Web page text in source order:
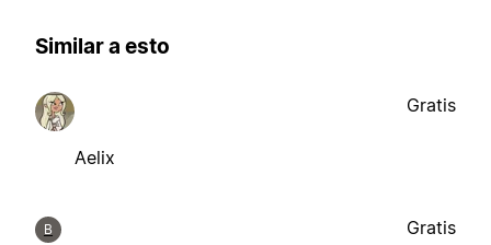
Similar a esto
Aelix
Gratis
B Gratis